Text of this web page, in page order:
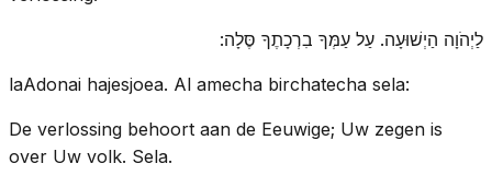
לַיְהֹוָה הַיְשׁוּעָה. עַל עַמְּךָ בִרְכָתֶךָ סֶּלָה:
laAdonai hajesjoea. Al amecha birchatecha sela:
De verlossing behoort aan de Eeuwige; Uw zegen is
over Uw volk. Sela.